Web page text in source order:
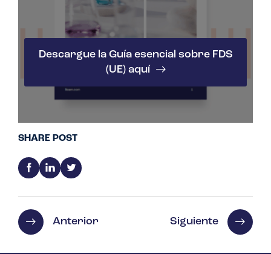
Descargue la Guía esencial sobre FDS
(UE) aquí
SHARE POST
Anterior Siguiente